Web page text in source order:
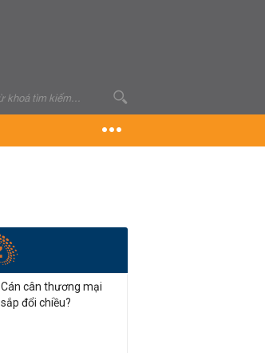
Cán cân thương mại
sắp đổi chiều?